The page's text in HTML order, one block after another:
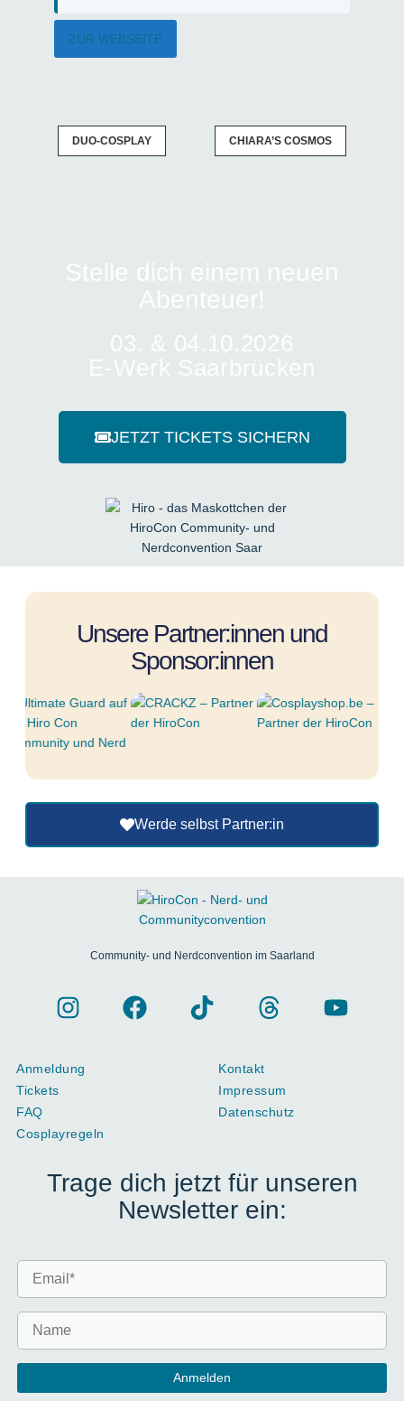
ZUR WEBSEITE
DUO-COSPLAY CHIARA’S COSMOS
Stelle dich einem neuen
Abenteuer!
03. & 04.10.2026
E-Werk Saarbrücken
JETZT TICKETS SICHERN
Unsere Partner:innen und
Sponsor:innen
Werde selbst Partner:in
Community- und Nerdconvention im Saarland
Anmeldung
Tickets
FAQ
Cosplayregeln
Kontakt
Impressum
Datenschutz
Trage dich jetzt für unseren
Newsletter ein: